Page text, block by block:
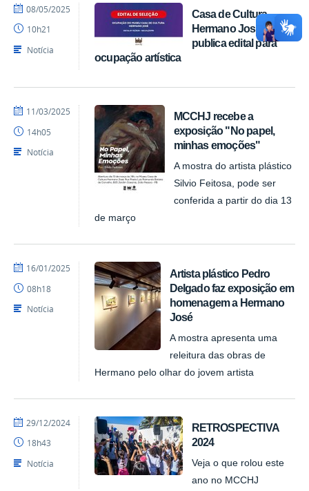
Casa de Cultura
Hermano José
publica edital para
ocupação artística
por
MCCHJ
publicado
08/05/2025
10h21
Notícia
MCCHJ recebe a
exposição "No papel,
minhas emoções"
A mostra do artista plástico
Silvio Feitosa, pode ser
conferida a partir do dia 13
de março
por
MCCHJ
publicado
11/03/2025
14h05
Notícia
Artista plástico Pedro
Delgado faz exposição em
homenagem a Hermano
José
A mostra apresenta uma
releitura das obras de
Hermano pelo olhar do jovem artista
por
MCCHJ
publicado
16/01/2025
08h18
Notícia
RETROSPECTIVA
2024
Veja o que rolou este
ano no MCCHJ
por
MCCHJ
publicado
29/12/2024
18h43
Notícia